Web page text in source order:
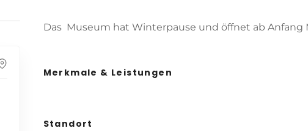
Das Museum hat Winterpause und öffnet ab Anfang
Merkmale & Leistungen
Standort